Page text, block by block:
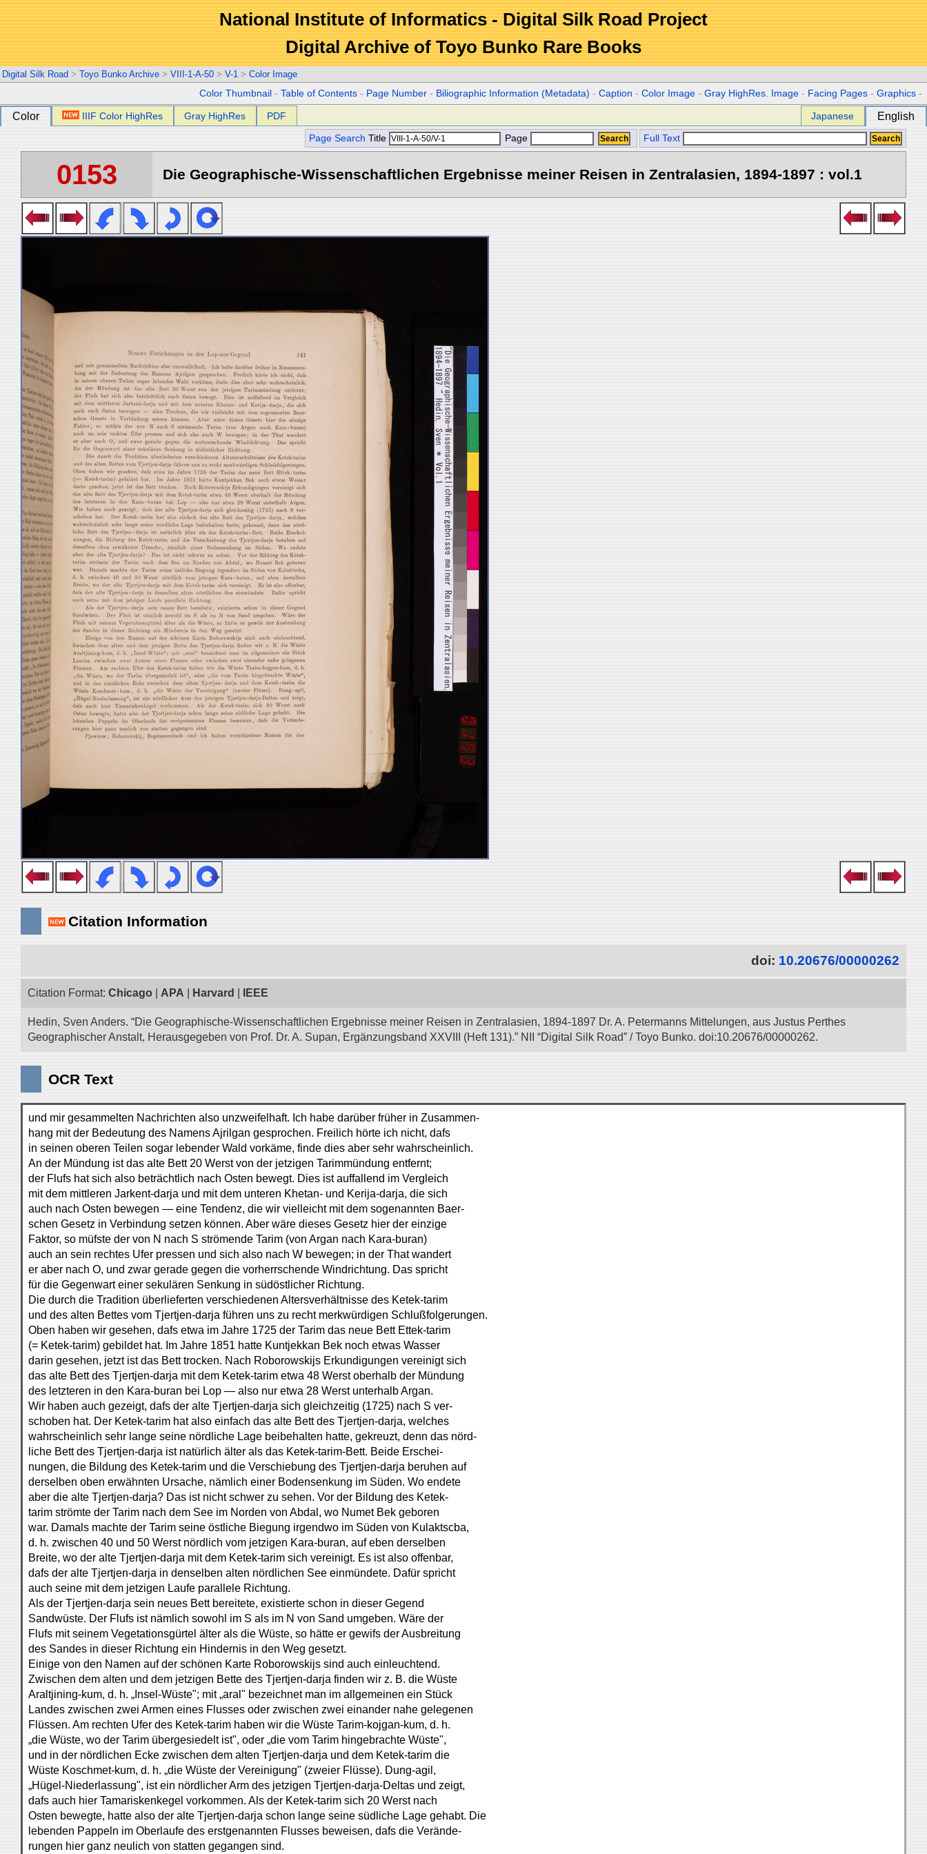
National Institute of Informatics - Digital Silk Road Project
Digital Archive of Toyo Bunko Rare Books
Digital Silk Road > Toyo Bunko Archive > VIII-1-A-50 > V-1 > Color Image
Color Thumbnail -Table of Contents - Page Number - Biliographic Information (Metadata) -Caption -Color Image -Gray HighRes. Image - Facing Pages -Graphics -
Color IIIF Color HighRes Gray HighRes PDF Japanese English
Page Search Title Page Full Text
0153 Die Geographische-Wissenschaftlichen Ergebnisse meiner Reisen in Zentralasien, 1894-1897 : vol.1
Citation Information
doi: 10.20676/00000262
Citation Format: Chicago APA Harvard IEEE
Hedin, Sven Anders. “Die Geographische-Wissenschaftlichen Ergebnisse meiner Reisen in Zentralasien, 1894-1897 Dr. A. Petermanns Mittelungen, aus Justus Perthes
Geographischer Anstalt, Herausgegeben von Prof. Dr. A. Supan, Ergänzungsband XXVIII (Heft 131).” NII “Digital Silk Road” / Toyo Bunko. doi:10.20676/00000262.
OCR Text
und mir gesammelten Nachrichten also unzweifelhaft. Ich habe darüber früher in Zusammen-
hang mit der Bedeutung des Namens Ajrilgan gesprochen. Freilich hörte ich nicht, dafs
in seinen oberen Teilen sogar lebender Wald vorkäme, finde dies aber sehr wahrscheinlich.
An der Mündung ist das alte Bett 20 Werst von der jetzigen Tarimmündung entfernt;
der Flufs hat sich also beträchtlich nach Osten bewegt. Dies ist auffallend im Vergleich
mit dem mittleren Jarkent-darja und mit dem unteren Khetan- und Kerija-darja, die sich
auch nach Osten bewegen — eine Tendenz, die wir vielleicht mit dem sogenannten Baer-
schen Gesetz in Verbindung setzen können. Aber wäre dieses Gesetz hier der einzige
Faktor, so müfste der von N nach S strömende Tarim (von Argan nach Kara-buran)
auch an sein rechtes Ufer pressen und sich also nach W bewegen; in der That wandert
er aber nach O, und zwar gerade gegen die vorherrschende Windrichtung. Das spricht
für die Gegenwart einer sekulären Senkung in südöstlicher Richtung.
Die durch die Tradition überlieferten verschiedenen Altersverhältnisse des Ketek-tarim
und des alten Bettes vom Tjertjen-darja führen uns zu recht merkwürdigen Schlußfolgerungen.
Oben haben wir gesehen, dafs etwa im Jahre 1725 der Tarim das neue Bett Ettek-tarim
(= Ketek-tarim) gebildet hat. Im Jahre 1851 hatte Kuntjekkan Bek noch etwas Wasser
darin gesehen, jetzt ist das Bett trocken. Nach Roborowskijs Erkundigungen vereinigt sich
das alte Bett des Tjertjen-darja mit dem Ketek-tarim etwa 48 Werst oberhalb der Mündung
des letzteren in den Kara-buran bei Lop — also nur etwa 28 Werst unterhalb Argan.
Wir haben auch gezeigt, dafs der alte Tjertjen-darja sich gleichzeitig (1725) nach S ver-
schoben hat. Der Ketek-tarim hat also einfach das alte Bett des Tjertjen-darja, welches
wahrscheinlich sehr lange seine nördliche Lage beibehalten hatte, gekreuzt, denn das nörd-
liche Bett des Tjertjen-darja ist natürlich älter als das Ketek-tarim-Bett. Beide Erschei-
nungen, die Bildung des Ketek-tarim und die Verschiebung des Tjertjen-darja beruhen auf
derselben oben erwähnten Ursache, nämlich einer Bodensenkung im Süden. Wo endete
aber die alte Tjertjen-darja? Das ist nicht schwer zu sehen. Vor der Bildung des Ketek-
tarim strömte der Tarim nach dem See im Norden von Abdal, wo Numet Bek geboren
war. Damals machte der Tarim seine östliche Biegung irgendwo im Süden von Kulaktscba,
d. h. zwischen 40 und 50 Werst nördlich vom jetzigen Kara-buran, auf eben derselben
Breite, wo der alte Tjertjen-darja mit dem Ketek-tarim sich vereinigt. Es ist also offenbar,
dafs der alte Tjertjen-darja in denselben alten nördlichen See einmündete. Dafür spricht
auch seine mit dem jetzigen Laufe parallele Richtung.
Als der Tjertjen-darja sein neues Bett bereitete, existierte schon in dieser Gegend
Sandwüste. Der Flufs ist nämlich sowohl im S als im N von Sand umgeben. Wäre der
Flufs mit seinem Vegetationsgürtel älter als die Wüste, so hätte er gewifs der Ausbreitung
des Sandes in dieser Richtung ein Hindernis in den Weg gesetzt.
Einige von den Namen auf der schönen Karte Roborowskijs sind auch einleuchtend.
Zwischen dem alten und dem jetzigen Bette des Tjertjen-darja finden wir z. B. die Wüste
Araltjining-kum, d. h. „Insel-Wüste"; mit „aral" bezeichnet man im allgemeinen ein Stück
Landes zwischen zwei Armen eines Flusses oder zwischen zwei einander nahe gelegenen
Flüssen. Am rechten Ufer des Ketek-tarim haben wir die Wüste Tarim-kojgan-kum, d. h.
„die Wüste, wo der Tarim übergesiedelt ist", oder „die vom Tarim hingebrachte Wüste",
und in der nördlichen Ecke zwischen dem alten Tjertjen-darja und dem Ketek-tarim die
Wüste Koschmet-kum, d. h. „die Wüste der Vereinigung" (zweier Flüsse). Dung-agil,
„Hügel-Niederlassung", ist ein nördlicher Arm des jetzigen Tjertjen-darja-Deltas und zeigt,
dafs auch hier Tamariskenkegel vorkommen. Als der Ketek-tarim sich 20 Werst nach
Osten bewegte, hatte also der alte Tjertjen-darja schon lange seine südliche Lage gehabt. Die
lebenden Pappeln im Oberlaufe des erstgenannten Flusses beweisen, dafs die Verände-
rungen hier ganz neulich von statten gegangen sind.